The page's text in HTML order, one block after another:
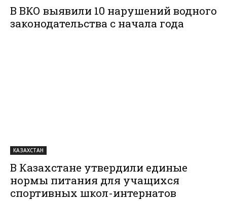
В ВКО выявили 10 нарушений водного
законодательства с начала года
КАЗАХСТАН
В Казахстане утвердили единые
нормы питания для учащихся
спортивных школ-интернатов